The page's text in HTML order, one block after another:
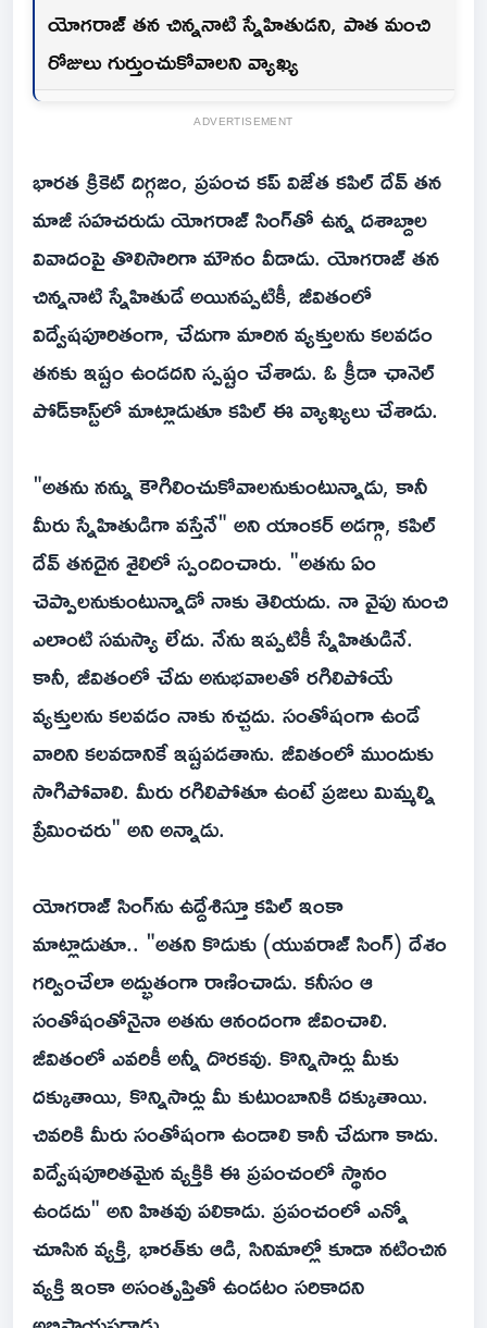
యోగరాజ్ తన చిన్ననాటి స్నేహితుడని, పాత మంచి
రోజులు గుర్తుంచుకోవాలని వ్యాఖ్య
ADVERTISEMENT
భారత క్రికెట్ దిగ్గజం, ప్రపంచ కప్ విజేత కపిల్ దేవ్ తన
మాజీ సహచరుడు యోగరాజ్ సింగ్‌తో ఉన్న దశాబ్దాల
వివాదంపై తొలిసారిగా మౌనం వీడాడు. యోగరాజ్ తన
చిన్ననాటి స్నేహితుడే అయినప్పటికీ, జీవితంలో
విద్వేషపూరితంగా, చేదుగా మారిన వ్యక్తులను కలవడం
తనకు ఇష్టం ఉండదని స్పష్టం చేశాడు. ఓ క్రీడా ఛానెల్
పోడ్‌కాస్ట్‌లో మాట్లాడుతూ కపిల్ ఈ వ్యాఖ్యలు చేశాడు.
"అతను నన్ను కౌగిలించుకోవాలనుకుంటున్నాడు, కానీ
మీరు స్నేహితుడిగా వస్తేనే" అని యాంకర్ అడగ్గా, కపిల్
దేవ్ తనదైన శైలిలో స్పందించారు. "అతను ఏం
చెప్పాలనుకుంటున్నాడో నాకు తెలియదు. నా వైపు నుంచి
ఎలాంటి సమస్యా లేదు. నేను ఇప్పటికీ స్నేహితుడినే.
కానీ, జీవితంలో చేదు అనుభవాలతో ర‌గిలిపోయే
వ్యక్తులను కలవడం నాకు నచ్చదు. సంతోషంగా ఉండే
వారిని కలవడానికే ఇష్టపడతాను. జీవితంలో ముందుకు
సాగిపోవాలి. మీరు ర‌గిలిపోతూ ఉంటే ప్రజలు మిమ్మల్ని
ప్రేమించరు" అని అన్నాడు.
యోగరాజ్ సింగ్‌ను ఉద్దేశిస్తూ కపిల్ ఇంకా
మాట్లాడుతూ.. "అతని కొడుకు (యువరాజ్ సింగ్) దేశం
గర్వించేలా అద్భుతంగా రాణించాడు. కనీసం ఆ
సంతోషంతోనైనా అతను ఆనందంగా జీవించాలి.
జీవితంలో ఎవరికీ అన్నీ దొరకవు. కొన్నిసార్లు మీకు
దక్కుతాయి, కొన్నిసార్లు మీ కుటుంబానికి దక్కుతాయి.
చివరికి మీరు సంతోషంగా ఉండాలి కానీ చేదుగా కాదు.
విద్వేషపూరితమైన వ్యక్తికి ఈ ప్రపంచంలో స్థానం
ఉండదు" అని హితవు పలికాడు. ప్రపంచంలో ఎన్నో
చూసిన వ్యక్తి, భారత్‌కు ఆడి, సినిమాల్లో కూడా నటించిన
వ్యక్తి ఇంకా అసంతృప్తితో ఉండటం సరికాదని